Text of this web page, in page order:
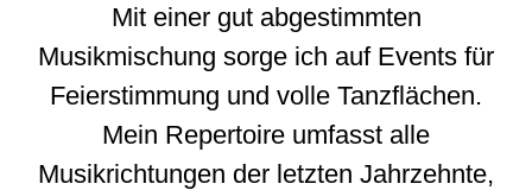
Mit einer gut abgestimmten
Musikmischung sorge ich auf Events für
Feierstimmung und volle Tanzflächen.
Mein Repertoire umfasst alle
Musikrichtungen der letzten Jahrzehnte,